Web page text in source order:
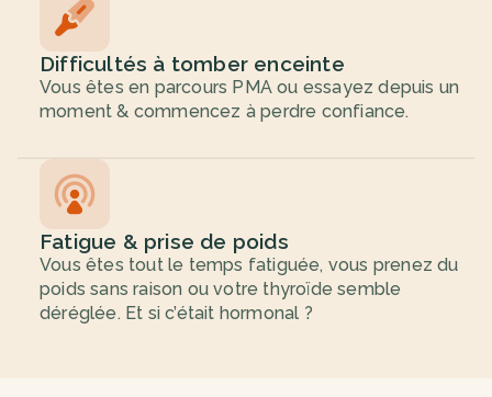
Difficultés à tomber enceinte
Vous êtes en parcours PMA ou essayez depuis un
moment & commencez à perdre confiance.
Fatigue & prise de poids
Vous êtes tout le temps fatiguée, vous prenez du
poids sans raison ou votre thyroïde semble
déréglée. Et si c’était hormonal ?